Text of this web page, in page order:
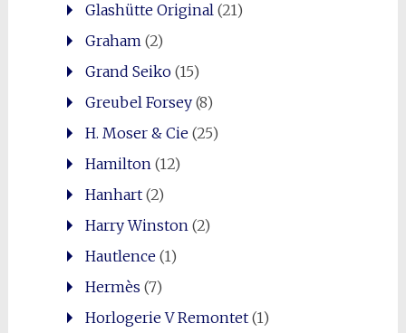
Glashütte Original(21)
Graham(2)
Grand Seiko(15)
Greubel Forsey(8)
H. Moser & Cie(25)
Hamilton(12)
Hanhart(2)
Harry Winston(2)
Hautlence(1)
Hermès (7)
Horlogerie V Remontet(1)